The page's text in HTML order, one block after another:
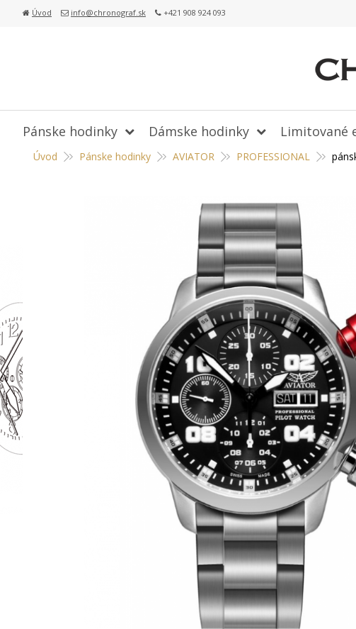
Úvod info@chronograf.sk +421 908 924 093
Úvod Pánske hodinky AVIATOR PROFESSIONAL
Pánske hodinky Dámske hodinky Limitované